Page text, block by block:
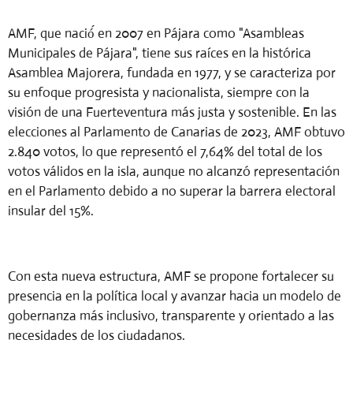
AMF, que nació́ en 2007 en Pájara como "Asambleas
Municipales de Pájara", tiene sus raíces en la histórica
Asamblea Majorera, fundada en 1977, y se caracteriza por
su enfoque progresista y nacionalista, siempre con la
visión de una Fuerteventura más justa y sostenible. En las
elecciones al Parlamento de Canarias de 2023, AMF obtuvo
2.840 votos, lo que representó el 7,64% del total de los
votos válidos en la isla, aunque no alcanzó representación
en el Parlamento debido a no superar la barrera electoral
insular del 15%.
Con esta nueva estructura, AMF se propone fortalecer su
presencia en la política local y avanzar hacia un modelo de
gobernanza más inclusivo, transparente y orientado a las
necesidades de los ciudadanos.